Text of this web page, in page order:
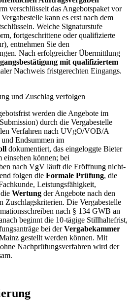
verschlüsselt das Angebotspaket vor
kann es erst nach dem
Welche Signaturstufe
fortgeschrittene oder qualifizierte
entnehmen Sie den
Nach erfolgreicher Übermittlung
mit qualifiziertem
Nachweis fristgerechten Eingangs.
und Zuschlag verfolgen
werden die Angebote im
durch die Vergabestelle
Verfahren nach UVgO/VOB/A
Endsummen im
dokumentiert, das eingeloggte Bieter
einsehen können; bei
nach VgV läuft die Eröffnung nicht-
folgen die Formale Prüfung, die
Leistungsfähigkeit,
Wertung der Angebote nach den
Zuschlagskriterien. Die Vergabestelle
nach § 134 GWB an
beginnt die 10-tägige Stillhaltefrist,
bei derVergabekammer
gestellt werden können. Mit
Nachprüfungsverfahren wird der